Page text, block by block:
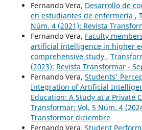
Fernando Vera, Desarrollo de
en estudiantes de enfermería ,
Núm. 4 (2021): Revista
Fernando Vera, Faculty
artificial intelligence in higher
comprehensive study ,
(2023): Revista Transformar -
Fernando Vera, Students'
Integration of Artificial
Education: A Study at a Private
Transformar: Vol. 5 Núm. 4
Transformar diciembre
Fernando Vera, Student